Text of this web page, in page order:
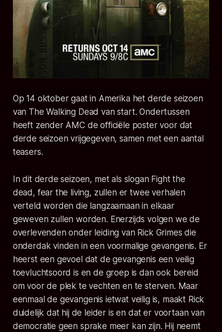
Op 14 oktober gaat in Amerika het derde seizoen
van The Walking Dead van start. Ondertussen
heeft zender AMC de officiële poster voor dat
derde seizoen vrijgegeven, samen met een aantal
teasers.
In dit derde seizoen, met als slogan Fight the
dead, fear the living, zullen er twee verhalen
verteld worden die langzaamaan in elkaar
geweven zullen worden. Enerzijds volgen we de
overlevenden onder leiding van Rick Grimes die
onderdak vinden in een voormalige gevangenis. Er
heerst een gevoel dat de gevangenis een veilig
toevluchtsoord is en de groep is dan ook bereid
om voor de plek te vechten en te sterven. Maar
eenmaal de gevangenis ietwat veilig is, maakt Rick
duidelijk dat hij de leider is en dat er voortaan van
democratie geen sprake meer kan zijn. Hij neemt